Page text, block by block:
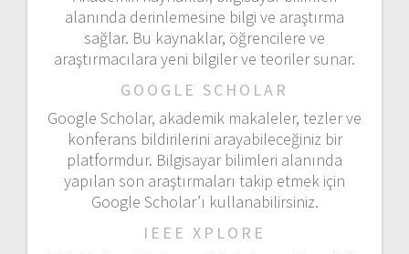
alanında derinlemesine bilgi ve araştırma
sağlar. Bu kaynaklar, öğrencilere ve
araştırmacılara yeni bilgiler ve teoriler sunar.
GOOGLE SCHOLAR
Google Scholar, akademik makaleler, tezler ve
konferans bildirilerini arayabileceğiniz bir
platformdur. Bilgisayar bilimleri alanında
yapılan son araştırmaları takip etmek için
Google Scholar’ı kullanabilirsiniz.
IEEE XPLORE